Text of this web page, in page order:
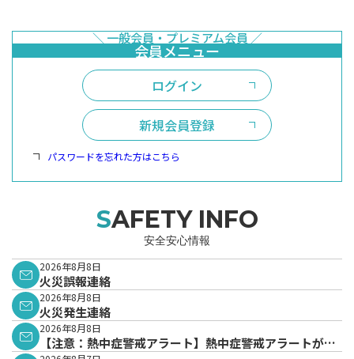
ログイン
新規会員登録
パスワードを忘れた方はこちら
SAFETY INFO
安全安心情報
2026年8月8日
火災誤報連絡
2026年8月8日
火災発生連絡
2026年8月8日
【注意：熱中症警戒アラート】熱中症警戒アラートが発